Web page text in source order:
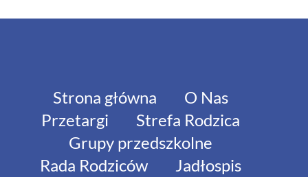
Strona główna
O Nas
Przetargi
Strefa Rodzica
Grupy przedszkolne
Rada Rodziców
Jadłospis